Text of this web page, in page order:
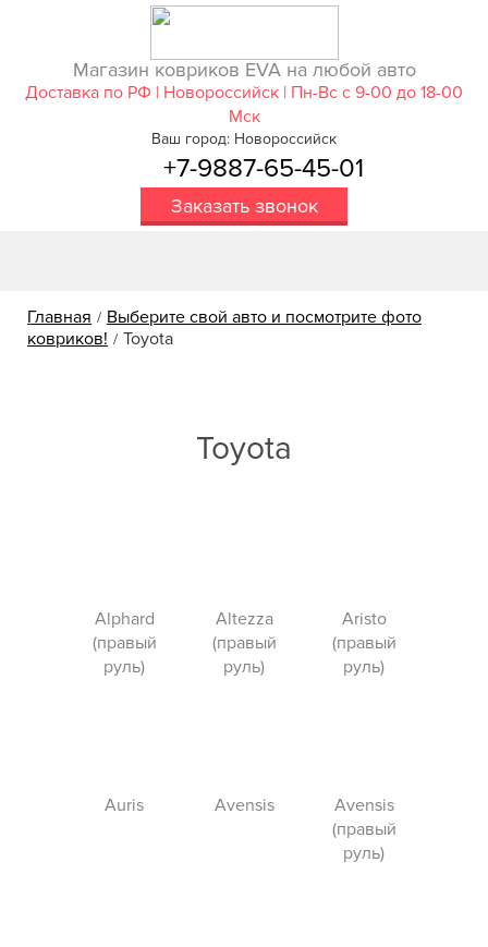
Магазин ковриков EVA ​на любой авто
Доставка по РФ | Новороссийск | Пн-Вс с 9-00 до 18-00
Мск
Ваш город: Новороссийск
+7-9887-65-45-01
Заказать звонок
Главная / Выберите свой авто и посмотрите фото
ковриков! / Toyota
Toyota
Alphard
(правый
руль)
Altezza
(правый
руль)
Aristo
(правый
руль)
Auris Avensis
Avensis
(правый
руль)